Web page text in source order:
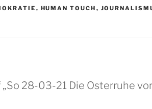
, HUMAN TOUCH ,
28-03-21 Die Osterruhe